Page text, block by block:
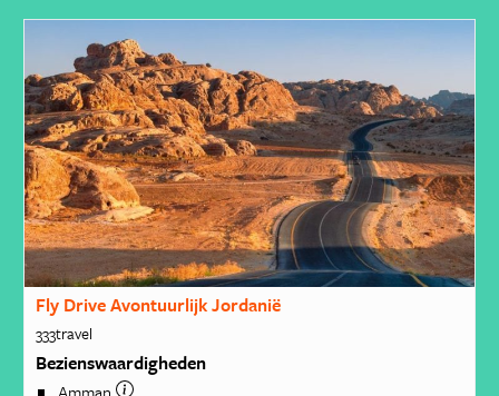
Fly Drive Avontuurlijk Jordanië
333travel
Bezienswaardigheden
Amman